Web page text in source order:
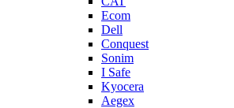
Ecom
Dell
Conquest
Sonim
I Safe
Kyocera
Aegex